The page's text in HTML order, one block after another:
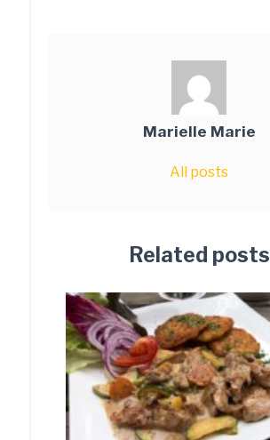
Marielle Marie
All posts
Related posts